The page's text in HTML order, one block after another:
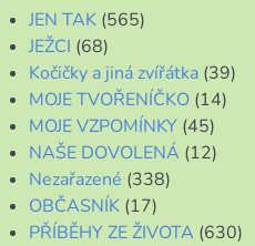
JEN TAK (565)
JEŽCI (68)
Kočičky a jiná zvířátka (39)
MOJE TVOŘENÍČKO (14)
MOJE VZPOMÍNKY (45)
NAŠE DOVOLENÁ (12)
Nezařazené (338)
OBČASNÍK (17)
PŘÍBĚHY ZE ŽIVOTA (630)